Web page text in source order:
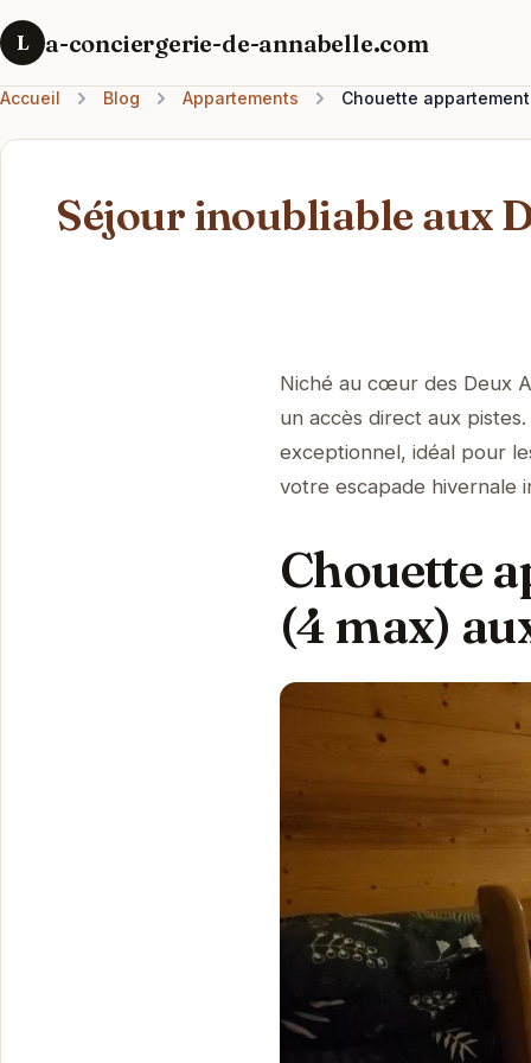
L a-conciergerie-de-annabelle.com
Accueil Blog Appartements Chouette
Séjour inoubliable aux
Niché au cœur des Deux
un accès direct aux
exceptionnel, idéal pour
votre escapade hivernale
Chouette
(4 max)